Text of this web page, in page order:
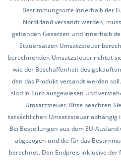
Bestimmungsorte innerhalb der
Nordirland versandt werden,
geltenden Gesetzen und innerhalb
Steuersätzen Umsatzsteuer
berechnenden Umsatzsteuer richtet
wie der Beschaffenheit des
den das Produkt versandt werden
sind in Euro ausgewiesen und
Umsatzsteuer. Bitte beachten
tatsächlichen Umsatzsteuer abhängig
Bei Bestellungen aus dem EU-
abgezogen und die für das
berechnet. Den Endpreis inklusive